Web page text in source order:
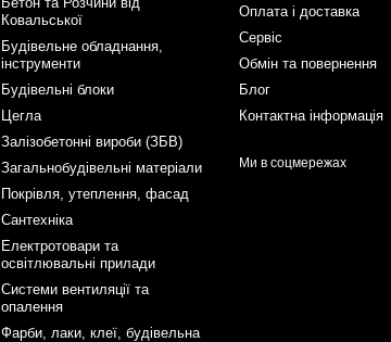
Ковальської
Будівельне обладнання,
інструменти
Будівельні блоки
Цегла
Залізобетонні вироби (ЗБВ)
Загальнобудівельні матеріали
Покрівля, утеплення, фасад
Сантехніка
Електротовари та
освітлювальні прилади
Системи вентиляції та
опалення
Фарби, лаки, клеї, будівельна
Оплата і доставка
Сервіс
Обмін та повернення
Блог
Контактна інформація
Ми в соцмережах